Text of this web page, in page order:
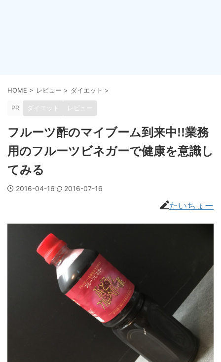
HOME > レビュー > ダイエット >
PR ダイエット レビュー
フルーツ酢のマイブーム到来中!!業務
用のフルーツビネガーで健康を意識し
てみる
2016-04-16 2016-07-16
たいちょー